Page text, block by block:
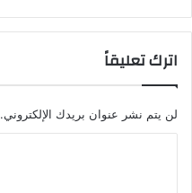
اترك تعليقاً
لن يتم نشر عنوان بريدك الإلكتروني.